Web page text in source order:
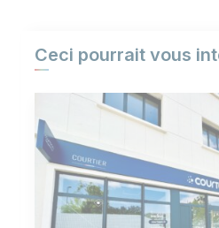
Ceci pourrait vous